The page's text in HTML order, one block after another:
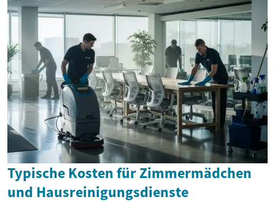
Typische Kosten für Zimmermädchen
und Hausreinigungsdienste